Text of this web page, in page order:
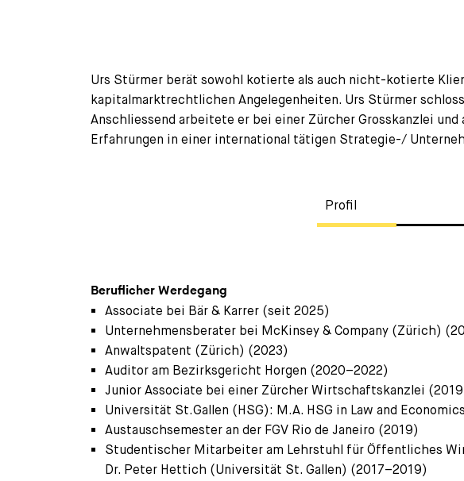
Urs Stürmer berät sowohl kotierte als auch nicht-kotierte
kapitalmarktrechtlichen Angelegenheiten. Urs Stürmer
Anschliessend arbeitete er bei einer Zürcher Grosskanzlei
Erfahrungen in einer international tätigen Strategie-/
Profil
Beruflicher Werdegang
Associate bei Bär & Karrer (seit 2025)
Unternehmensberater bei McKinsey & Company (Zürich)
Anwaltspatent (Zürich) (2023)
Auditor am Bezirksgericht Horgen (2020–2022)
Junior Associate bei einer Zürcher Wirtschaftskanzlei
Universität St.Gallen (HSG): M.A. HSG in Law and
Austauschsemester an der FGV Rio de Janeiro (2019)
Studentischer Mitarbeiter am Lehrstuhl für Öffentliches
Dr. Peter Hettich (Universität St. Gallen) (2017–2019)